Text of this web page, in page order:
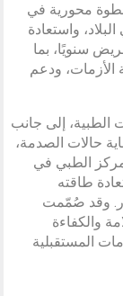
محورية في
واستعادة
الحيوية لنحو 40 ألف مريض سنويًا، بما
الأزمات، ودعم
الطبية، إلى جانب
حالات الصدمة،
الطبي في
طاقته
وقد صُمّمت
والكفاءة
المستقبلية